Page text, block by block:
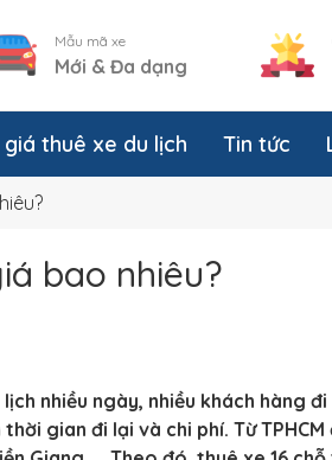
Mẫu mã xe
Mới & Đa dạng
giá thuê xe du lịch Tin tức
bao nhiêu?
nhiều ngày, nhiều khách hàng đi
gian đi lại và chi phí. Từ TPHCM